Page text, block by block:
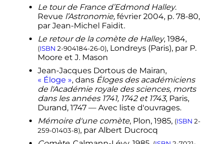
1705,p. 21 lire en ligne [html],
consulté le 5 juin 2015).
↑(en)EdmundHalley
the Astronomy of Comets, Londres,
1705,p. 22( lire en ligne [html],
consulté le 4 mai 2015)
:
Comet] will return again in the Year
1758. », c'est-à-dire« Ainsi j'ose
prédire qu'elle (la comète) reviendra
à nouveau en l'an 1758. ».
A Synopsis of
the Astronomy of Comets , Londres,
1705,p. 20(lire en ligne [html]
Le tour de France d’Edmond Halley.
Revue l’Astronomie, février 2004, p. 78-80,
par Jean-Michel Faidit.
Le retour de la comète de Halley, 1984,
(ISBN 2-904184-26-0), Londreys (Paris), par P.
Moore et J. Mason
Jean-Jacques Dortous de Mairan,
« Éloge », dans Éloges des académiciens
de l'Académie royale des sciences, morts
dans les années 1741, 1742 et 1743, Paris,
Durand, 1747 — Avec liste d'ouvrages.
Mémoire d'une comète, Plon, 1985, (ISBN 2-
259-01403-8), par Albert Ducrocq